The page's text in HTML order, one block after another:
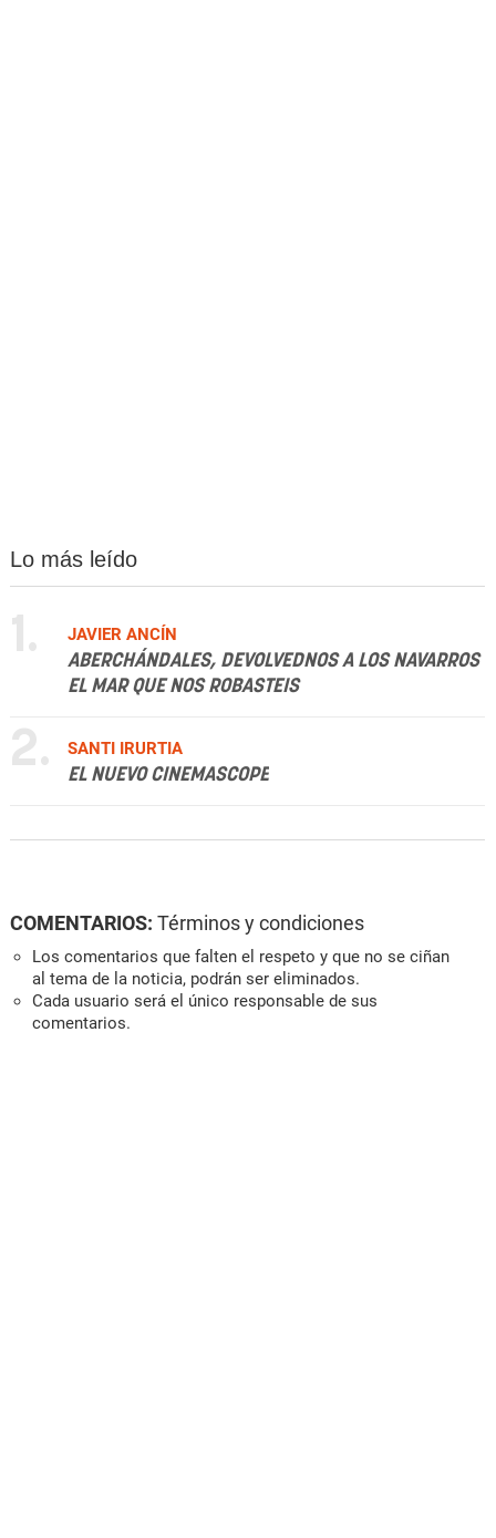
Lo más leído
1.
JAVIER ANCÍN
ABERCHÁNDALES, DEVOLVEDNOS A LOS NAVARROS
EL MAR QUE NOS ROBASTEIS
2.
SANTI IRURTIA
EL NUEVO CINEMASCOPE
COMENTARIOS: Términos y condiciones
Los comentarios que falten el respeto y que no se ciñan
al tema de la noticia, podrán ser eliminados.
Cada usuario será el único responsable de sus
comentarios.